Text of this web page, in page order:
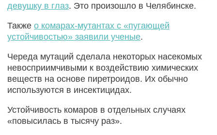
девушку в глаз. Это произошло в Челябинске.
Также о комарах-мутантах с «пугающей
устойчивостью» заявили ученые.
Череда мутаций сделала некоторых насекомых
невосприимчивыми к воздействию химических
веществ на основе пиретроидов. Их обычно
используются в инсектицидах.
Устойчивость комаров в отдельных случаях
«повысилась в тысячу раз».